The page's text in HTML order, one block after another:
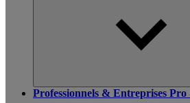
Professionnels & Entreprises Pro